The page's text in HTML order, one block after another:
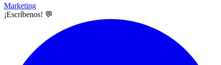
Marketing
¡Escríbenos! 💬